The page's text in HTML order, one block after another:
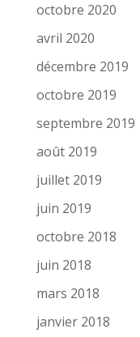
octobre 2020
avril 2020
décembre 2019
octobre 2019
septembre 2019
août 2019
juillet 2019
juin 2019
octobre 2018
juin 2018
mars 2018
janvier 2018